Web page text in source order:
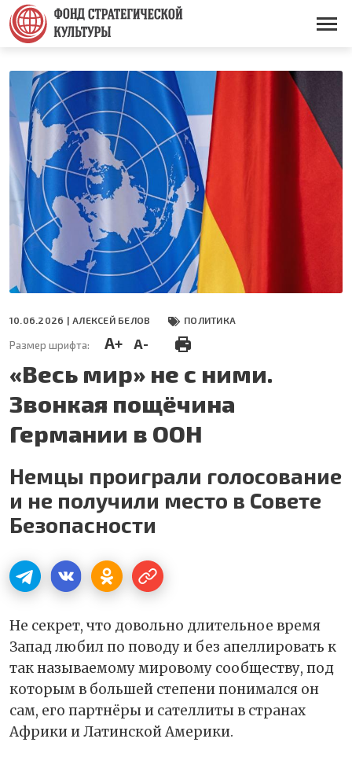
Перейти
основному
содержанию
Основная
10.06.2026 |АЛЕКСЕЙ БЕЛОВ ПОЛИТИКА
Размер шрифта: A+ A-
«Весь мир» не с ними.
Звонкая пощёчина
Германии в ООН
Немцы проиграли голосование
и не получили место в Совете
Безопасности
Не секрет, что довольно длительное время
Запад любил по поводу и без апеллировать к
так называемому мировому сообществу, под
которым в большей степени понимался он
сам, его партнёры и сателлиты в странах
Африки и Латинской Америки.